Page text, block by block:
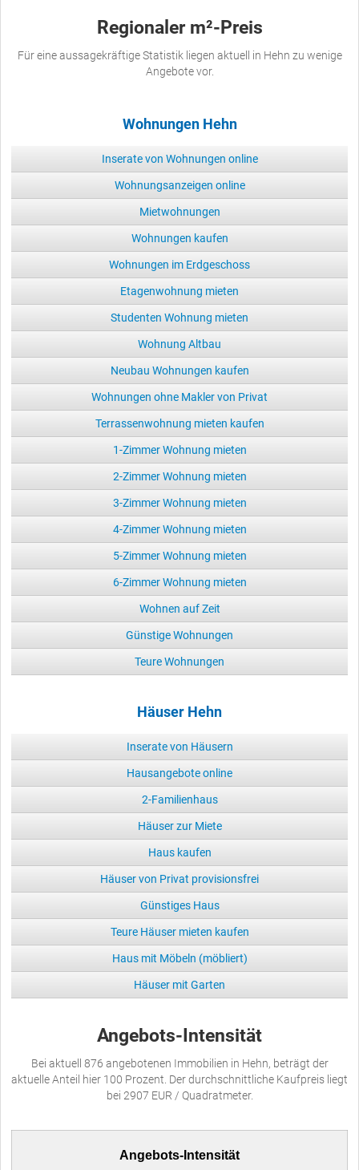
Regionaler m²-Preis
Für eine aussagekräftige Statistik liegen aktuell in Hehn zu wenige
Angebote vor.
Wohnungen Hehn
Inserate von Wohnungen online
Wohnungsanzeigen online
Mietwohnungen
Wohnungen kaufen
Wohnungen im Erdgeschoss
Etagenwohnung mieten
Studenten Wohnung mieten
Wohnung Altbau
Neubau Wohnungen kaufen
Wohnungen ohne Makler von Privat
Terrassenwohnung mieten kaufen
1-Zimmer Wohnung mieten
2-Zimmer Wohnung mieten
3-Zimmer Wohnung mieten
4-Zimmer Wohnung mieten
5-Zimmer Wohnung mieten
6-Zimmer Wohnung mieten
Wohnen auf Zeit
Günstige Wohnungen
Teure Wohnungen
Häuser Hehn
Inserate von Häusern
Hausangebote online
2-Familienhaus
Häuser zur Miete
Haus kaufen
Häuser von Privat provisionsfrei
Günstiges Haus
Teure Häuser mieten kaufen
Haus mit Möbeln (möbliert)
Häuser mit Garten
Angebots-Intensität
Bei aktuell 876 angebotenen Immobilien in Hehn, beträgt der
aktuelle Anteil hier 100 Prozent. Der durchschnittliche Kaufpreis liegt
bei 2907 EUR / Quadratmeter.
Angebots-Intensität